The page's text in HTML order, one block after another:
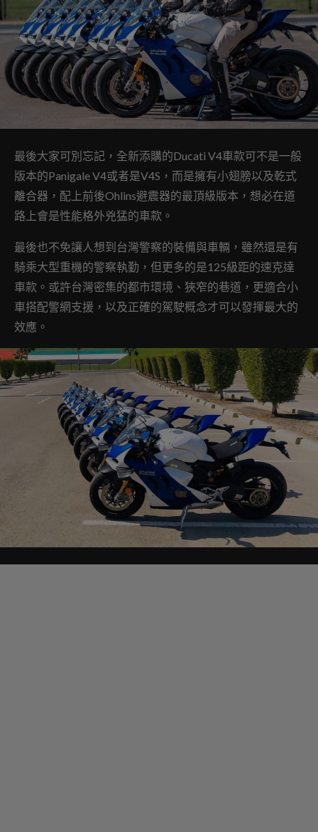
最後大家可別忘記，全新添購的Ducati V4車款可不是一般
版本的Panigale V4或者是V4S，而是擁有小翅膀以及乾式
離合器，配上前後Ohlins避震器的最頂級版本，想必在道
路上會是性能格外兇猛的車款。
最後也不免讓人想到台灣警察的裝備與車輛，雖然還是有
騎乘大型重機的警察執勤，但更多的是125級距的速克達
車款。或許台灣密集的都市環境、狹窄的巷道，更適合小
車搭配警網支援，以及正確的駕駛概念才可以發揮最大的
效應。